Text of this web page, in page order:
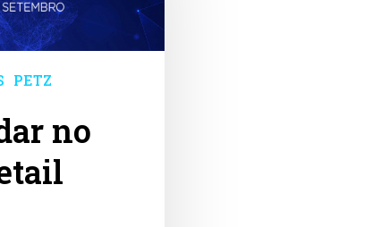
PETZ
no